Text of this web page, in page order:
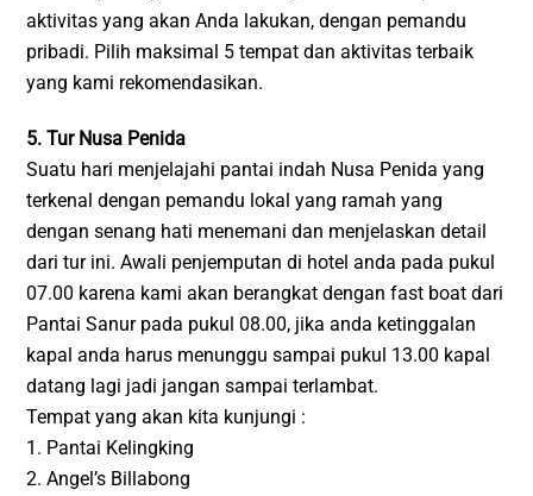
aktivitas yang akan Anda lakukan, dengan pemandu
pribadi. Pilih maksimal 5 tempat dan aktivitas terbaik
yang kami rekomendasikan.
5. Tur Nusa Penida
Suatu hari menjelajahi pantai indah Nusa Penida yang
terkenal dengan pemandu lokal yang ramah yang
dengan senang hati menemani dan menjelaskan detail
dari tur ini. Awali penjemputan di hotel anda pada pukul
07.00 karena kami akan berangkat dengan fast boat dari
Pantai Sanur pada pukul 08.00, jika anda ketinggalan
kapal anda harus menunggu sampai pukul 13.00 kapal
datang lagi jadi jangan sampai terlambat.
Tempat yang akan kita kunjungi :
1. Pantai Kelingking
2. Angel’s Billabong